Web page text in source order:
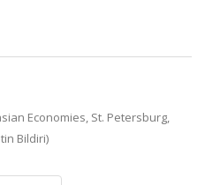
Economies, St. Petersburg,
Bildiri)